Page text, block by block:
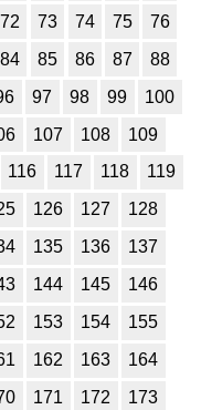
72 73 74 75
76
84 85 86 87
88
97 98 99
100
107 108
109
116 117 118
119
126 127
128
135 136
137
144 145
146
153 154
155
162 163
164
171 172
173